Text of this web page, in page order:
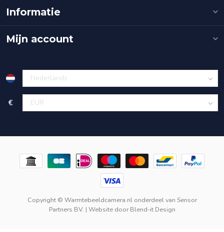
Informatie
Mijn account
€
Copyright © Warmtebeeldcamera.nl onderdeel van Sensor
Partners BV. | Website doorBlend-it Design